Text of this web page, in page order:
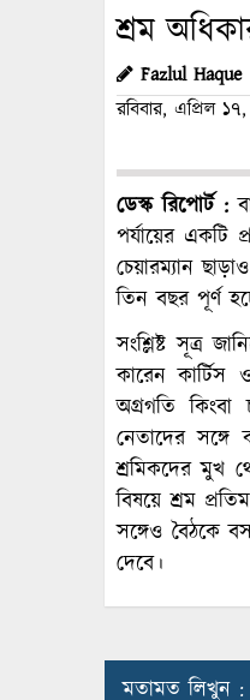
শ্রম
Fazlul Haque
রবিবার, এপ্রিল
ডেস্ক রিপোর্ট :
পর্যায়ের একটি
চেয়ারম্যান
তিন বছর পূর্ণ
সংশ্লিষ্ট সূত্র
কারেন কার্টিস
অগ্রগতি
নেতাদের
শ্রমিকদের মুখ
বিষয়ে শ্রম
সঙ্গেও বৈঠকে
দেবে।
মতামত লিখুন :